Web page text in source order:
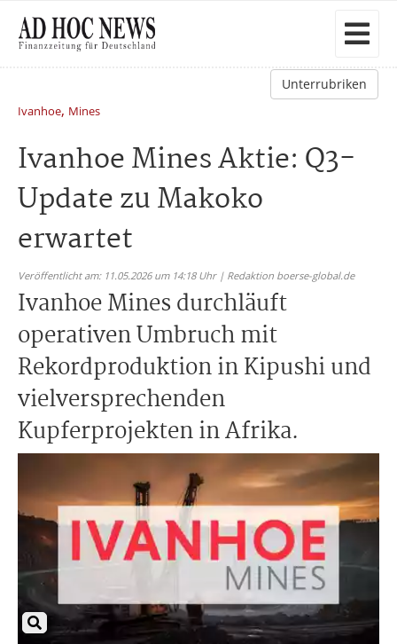
Unterrubriken
Ivanhoe, Mines
Ivanhoe Mines Aktie: Q3-
Update zu Makoko
erwartet
Veröffentlicht am: 11.05.2026 um 14:18 Uhr | Redaktion boerse-global.de
Ivanhoe Mines durchläuft
operativen Umbruch mit
Rekordproduktion in Kipushi und
vielversprechenden
Kupferprojekten in Afrika.